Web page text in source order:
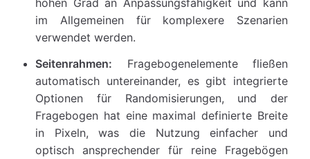
hohen Grad an Anpassungsfähigkeit und kann
im Allgemeinen für komplexere Szenarien
verwendet werden.
Seitenrahmen: Fragebogenelemente fließen
automatisch untereinander, es gibt integrierte
Optionen für Randomisierungen, und der
Fragebogen hat eine maximal definierte Breite
in Pixeln, was die Nutzung einfacher und
optisch ansprechender für reine Fragebögen